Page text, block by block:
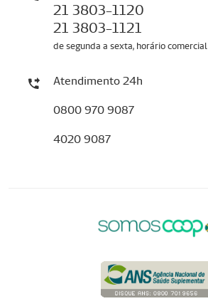
21 3803-1120
21 3803-1121
de segunda a sexta, horário comercial
Atendimento 24h
0800 970 9087
4020 9087